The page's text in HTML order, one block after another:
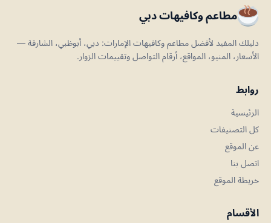
مطاعم وكافيهات دبي
دليلك المفيد لأفضل مطاعم وكافيهات الإمارات: دبي، أبوظبي، الشارقة —
الأسعار، المنيو، المواقع، أرقام التواصل وتقييمات الزوار.
روابط
الرئيسية
كل التصنيفات
عن الموقع
اتصل بنا
خريطة الموقع
الأقسام